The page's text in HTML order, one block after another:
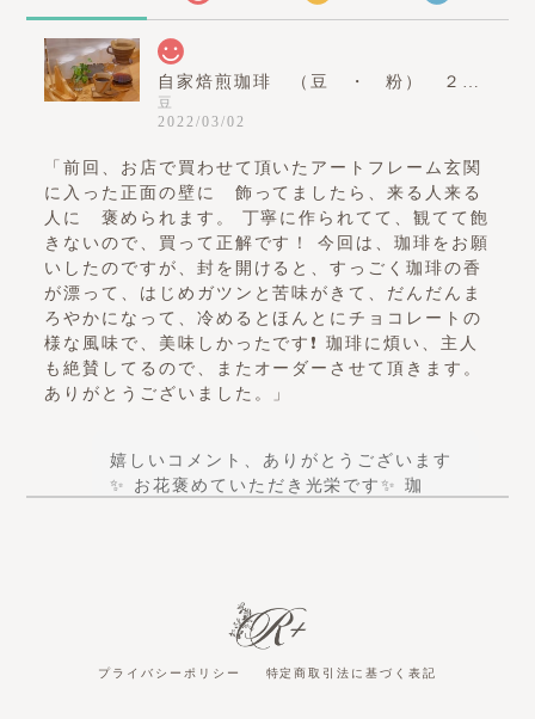
自家焙煎珈琲 （豆 ・ 粉） ２００ｇ
豆
2022/03/02
「前回、お店で買わせて頂いたアートフレーム玄関
に入った正面の壁に 飾ってましたら、来る人来る
人に 褒められます。 丁寧に作られてて、観てて飽
きないので、買って正解です！ 今回は、珈琲をお願
いしたのですが、封を開けると、すっごく珈琲の香
が漂って、はじめガツンと苦味がきて、だんだんま
ろやかになって、冷めるとほんとにチョコレートの
様な風味で、美味しかったです❗️ 珈琲に煩い、主人
も絶賛してるので、またオーダーさせて頂きます。
ありがとうございました。」
嬉しいコメント、ありがとうございます
✨ お花褒めていただき光栄です✨ 珈
R＋FlowerCafe
プライバシーポリシー 特定商取引法に基づく表記